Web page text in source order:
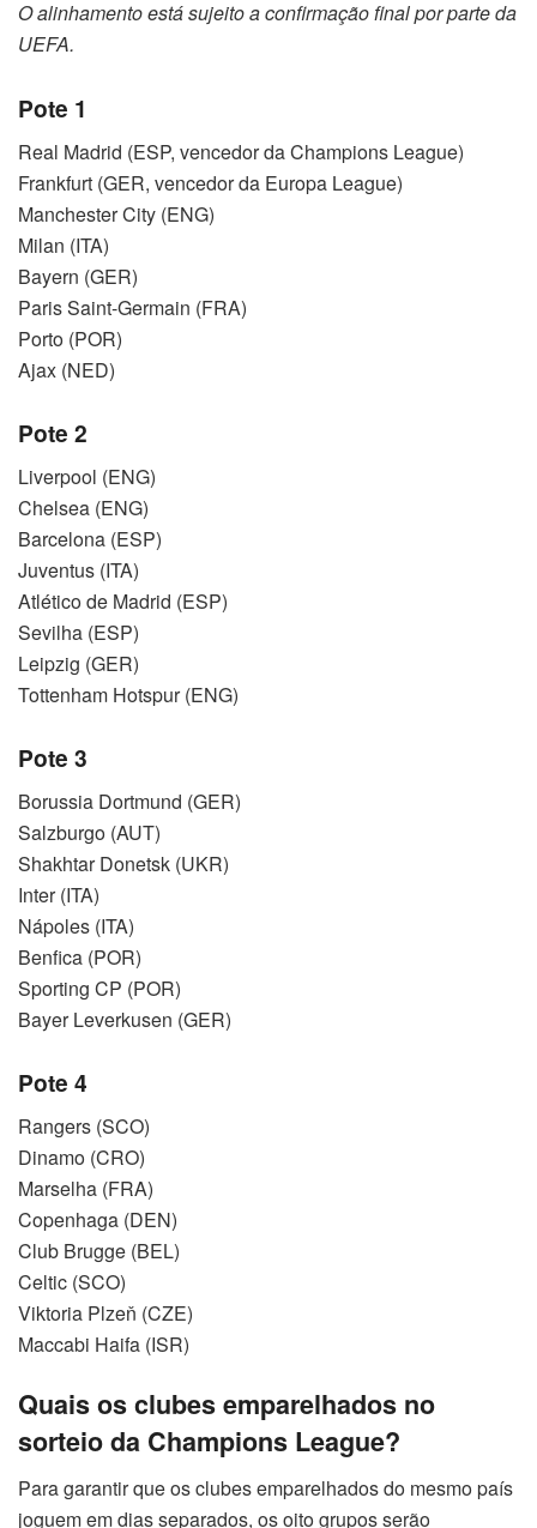
O alinhamento está sujeito a confirmação final por parte da
UEFA.
Pote 1
Real Madrid (ESP, vencedor da Champions League)
Frankfurt (GER, vencedor da Europa League)
Manchester City (ENG)
Milan (ITA)
Bayern (GER)
Paris Saint-Germain (FRA)
Porto (POR)
Ajax (NED)
Pote 2
Liverpool (ENG)
Chelsea (ENG)
Barcelona (ESP)
Juventus (ITA)
Atlético de Madrid (ESP)
Sevilha (ESP)
Leipzig (GER)
Tottenham Hotspur (ENG)
Pote 3
Borussia Dortmund (GER)
Salzburgo (AUT)
Shakhtar Donetsk (UKR)
Inter (ITA)
Nápoles (ITA)
Benfica (POR)
Sporting CP (POR)
Bayer Leverkusen (GER)
Pote 4
Rangers (SCO)
Dinamo (CRO)
Marselha (FRA)
Copenhaga (DEN)
Club Brugge (BEL)
Celtic (SCO)
Viktoria Plzeň (CZE)
Maccabi Haifa (ISR)
Quais os clubes emparelhados no
sorteio da Champions League?
Para garantir que os clubes emparelhados do mesmo país
joguem em dias separados, os oito grupos serão